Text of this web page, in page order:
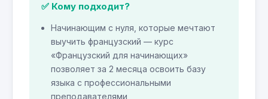
✅ Кому подходит?
Начинающим с нуля, которые мечтают
выучить французский — курс
«Французский для начинающих»
позволяет за 2 месяца освоить базу
языка с профессиональными
преподавателями